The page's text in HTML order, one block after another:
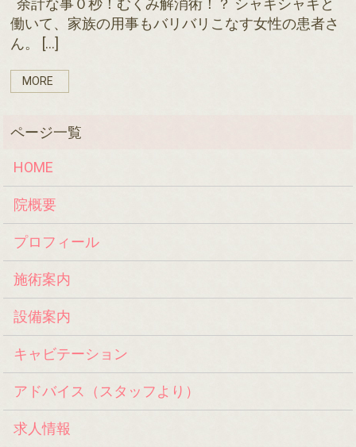
働いて、家族の用事もバリバリこなす女性の患者さ
ん。 […]
MORE
HOME
院概要
プロフィール
施術案内
設備案内
キャビテーション
アドバイス（スタッフより）
求人情報